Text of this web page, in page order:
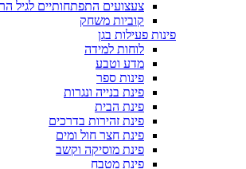
צעצועים התפתחותיים לגיל
קוביות משחק
פינות פעילות בגן
לוחות למידה
מדע וטבע
פינות ספר
פינת בנייה ונגרות
פינת הבית
פינת זהירות בדרכים
פינת חצר חול ומים
פינת מוסיקה וקשב
פינת מטבח